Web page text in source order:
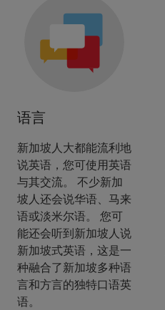
语言
新加坡人大都能流利地
说英语，您可使用英语
与其交流。 不少新加
坡人还会说华语、马来
语或淡米尔语。 您可
能还会听到新加坡人说
新加坡式英语，这是一
种融合了新加坡多种语
言和方言的独特口语英
语。